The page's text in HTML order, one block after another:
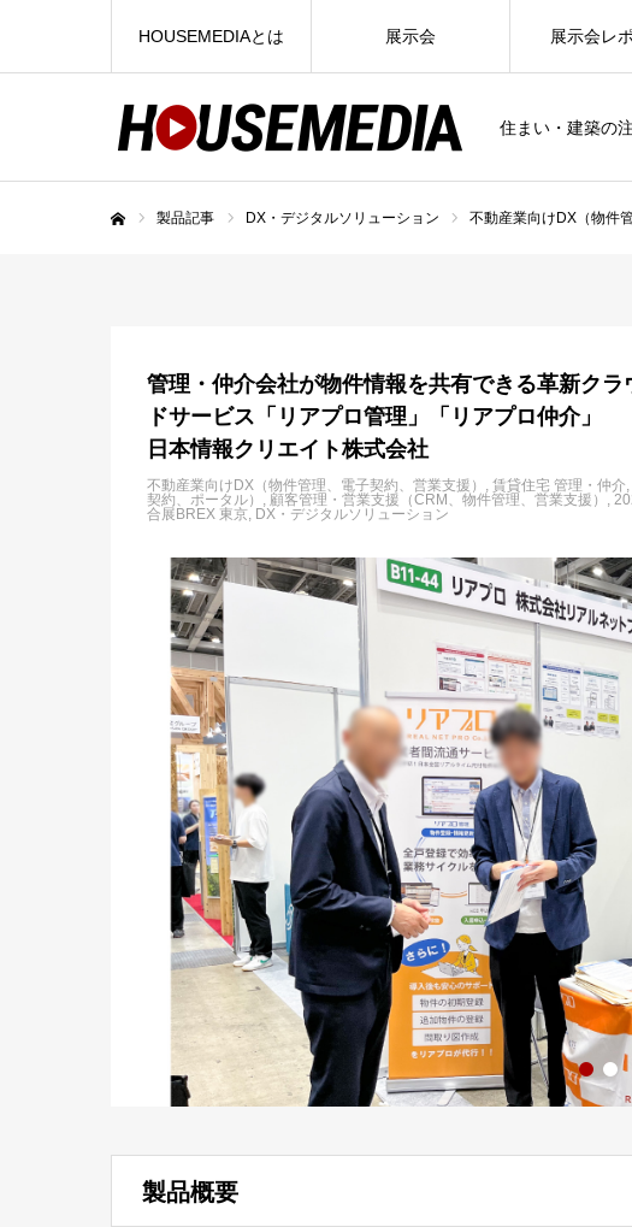
住まい・建築の
HOUSEMEDIAとは 展示会 展示会レ
製品記事 DX・デジタルソリューション 不動産業向けDX（物件
管理・仲介会社が物件情報を共有できる革新クラ
ドサービス「リアプロ管理」「リアプロ仲介」
日本情報クリエイト株式会社
不動産業向けDX（物件管理、電子契約、営業支援） 賃貸住宅 管理・仲介
契約、ポータル）
顧客管理・営業支援（CRM、物件管理、営業支援）
合展BREX 東京 DX・デジタルソリューション
製品概要